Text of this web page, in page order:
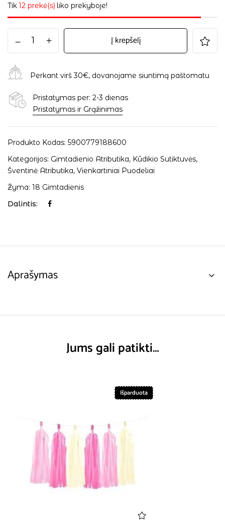
Tik12 prekė(s) liko prekyboje!
Į krepšelį
Perkant virš 30€, dovanojame siuntimą paštomatu
Pristatymas per: 2-3 dienas
Pristatymas ir Grąžinimas
Produkto Kodas: 5900779188600
Kategorijos: Gimtadienio Atributika, Kūdikio Sutiktuvės,
Šventinė Atributika, Vienkartiniai Puodeliai
Žyma: 18 Gimtadienis
Dalintis:
Aprašymas
Jums gali patikti…
Išparduota